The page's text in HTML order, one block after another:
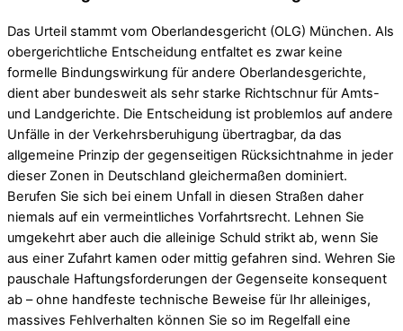
Das Urteil stammt vom Oberlandesgericht (OLG) München. Als
obergerichtliche Entscheidung entfaltet es zwar keine
formelle Bindungswirkung für andere Oberlandesgerichte,
dient aber bundesweit als sehr starke Richtschnur für Amts-
und Landgerichte. Die Entscheidung ist problemlos auf andere
Unfälle in der Verkehrsberuhigung übertragbar, da das
allgemeine Prinzip der gegenseitigen Rücksichtnahme in jeder
dieser Zonen in Deutschland gleichermaßen dominiert.
Berufen Sie sich bei einem Unfall in diesen Straßen daher
niemals auf ein vermeintliches Vorfahrtsrecht. Lehnen Sie
umgekehrt aber auch die alleinige Schuld strikt ab, wenn Sie
aus einer Zufahrt kamen oder mittig gefahren sind. Wehren Sie
pauschale Haftungsforderungen der Gegenseite konsequent
ab – ohne handfeste technische Beweise für Ihr alleiniges,
massives Fehlverhalten können Sie so im Regelfall eine